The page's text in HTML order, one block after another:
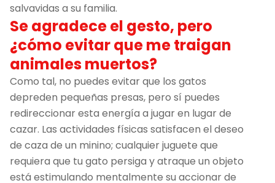
salvavidas a su familia.
Se agradece el gesto, pero
¿cómo evitar que me traigan
animales muertos?
Como tal, no puedes evitar que los gatos
depreden pequeñas presas, pero sí puedes
redireccionar esta energía a jugar en lugar de
cazar. Las actividades físicas satisfacen el deseo
de caza de un minino; cualquier juguete que
requiera que tu gato persiga y atraque un objeto
está estimulando mentalmente su accionar de